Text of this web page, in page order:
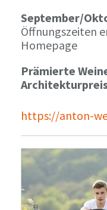
September/
Öffnungszeiten
Homepage
Prämierte
https://anton-